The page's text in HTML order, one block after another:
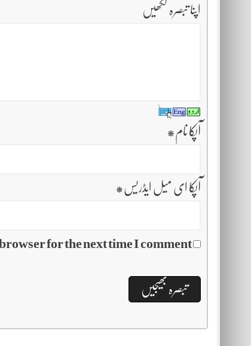
اپنا تبصرہ لکھیں
آپکا نام *
آپکا ای میل ایڈریس *
for the next time I comment.